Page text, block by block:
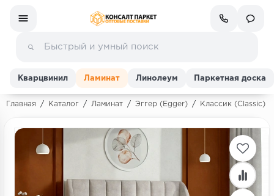
Ламинат
Кварц-винил (ПВХ плитка)
Кварцвинил Ламинат Линолеум Паркетная доска
Главная / Каталог / Ламинат / Эггер (Egger) / Классик (Classic)